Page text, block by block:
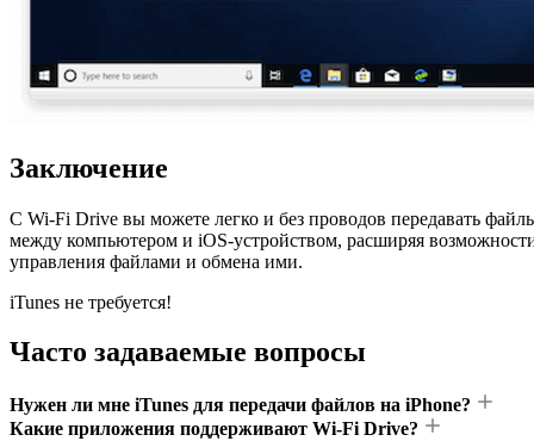
Заключение
С Wi-Fi Drive вы можете легко и без проводов передавать
между компьютером и iOS-устройством, расширяя
управления файлами и обмена ими.
iTunes не требуется!
Часто задаваемые вопросы
Нужен ли мне iTunes для передачи файлов на iPhone?
Какие приложения поддерживают Wi-Fi Drive?